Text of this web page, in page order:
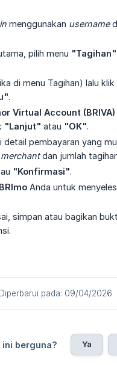
menggunakan username
pilih menu "Tagihan"
di menu Tagihan) lalu klik
.
Virtual Account (BRIVA)
"Lanjut" atau "OK".
detail pembayaran yang
merchantdan jumlah
"Konfirmasi".
Anda untuk
simpan atau bagikan
Diperbarui pada: 09/04/2026
berguna? Ya